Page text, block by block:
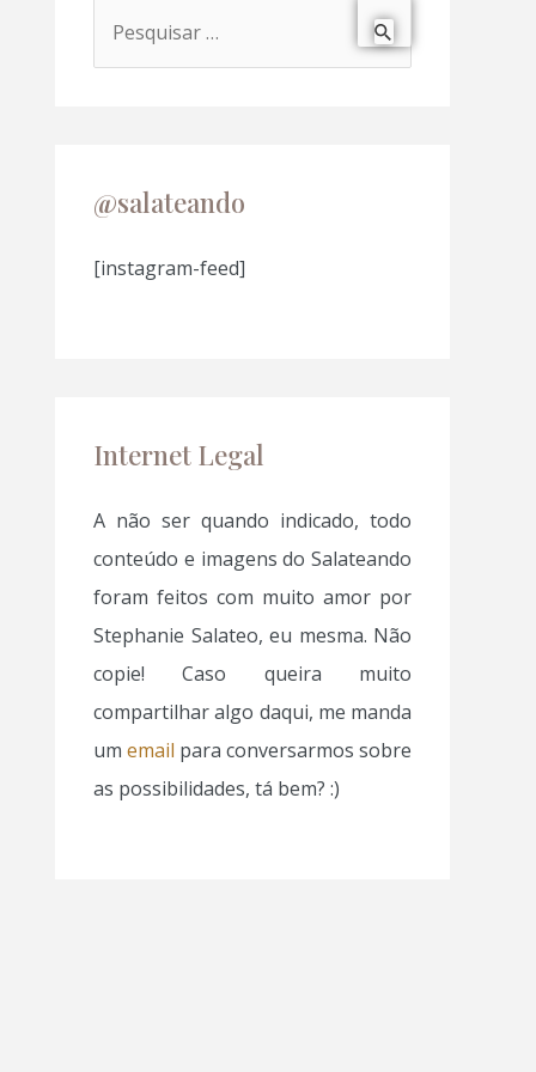
e
u
s
r
@salateando
[instagram-feed]
Internet Legal
A não ser quando indicado, todo
conteúdo e imagens do Salateando
foram feitos com muito amor por
Stephanie Salateo, eu mesma. Não
copie! Caso queira muito
compartilhar algo daqui, me manda
um email para conversarmos sobre
as possibilidades, tá bem? :)